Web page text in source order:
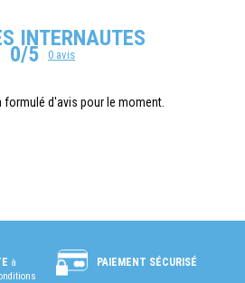
INTERNAUTES
0/5 0 avis
formulé d'avis pour le moment.
à
PAIEMENT SÉCURISÉ